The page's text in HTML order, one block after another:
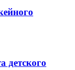
детского